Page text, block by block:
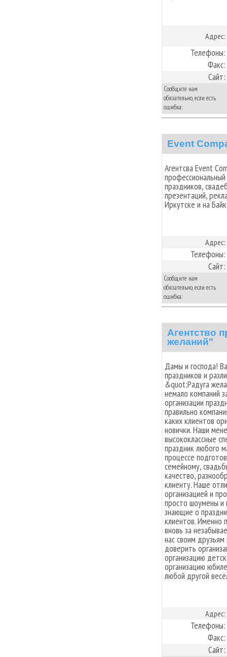
Адрес:
Телефоны:
Факс:
Сайт:
Сообщите нам
обязательно, если есть
ошибка:
Event
Агентсва Event
праздников,
презентаций,
Иркутске и на
Адрес:
Телефоны:
Сайт:
Сообщите нам
обязательно, если есть
ошибка:
Агентство
желаний"
Дамы и господа!
праздников и
&quot;Радуга
немало компаний
организации
правильно
каких клиентов
новички. Наши
высококлассные
праздник любого
процессе
семейному,
качество,
клиенту. Наше
организацией и
просто шоумены и
знающие о
клиентов. Именно
вновь за
нас своим
доверить
организацию
организацию
любой другой
Адрес:
Телефоны:
Факс:
Сайт: